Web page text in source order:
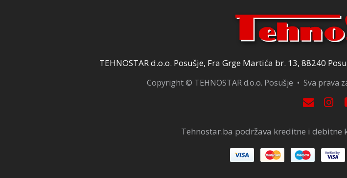
TEHNOSTAR d.o.o. Posušje, Fra Grge Martića br. 13, 88240
Copyright © TEHNOSTAR d.o.o. Posušje • Sva
Tehnostar.ba podržava kreditne i debitne